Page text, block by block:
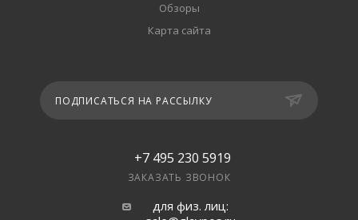
Обзоры
Карта сайта
ПОДПИСАТЬСЯ НА РАССЫЛКУ
+7 495 230 5919
ЗАКАЗАТЬ ЗВОНОК
для физ. лиц: